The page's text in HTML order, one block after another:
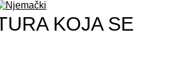
KOJA SE